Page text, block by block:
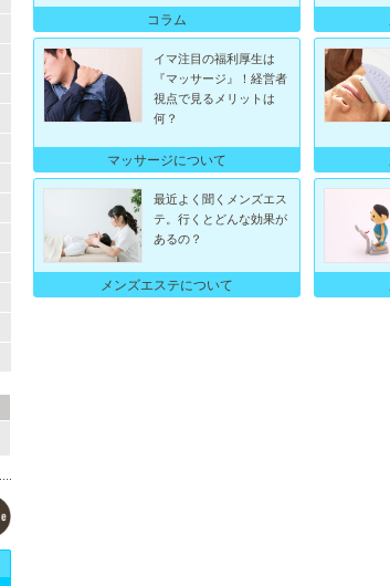
コラム
イマ注目の福利厚生は
『マッサージ』！経営者
視点で見るメリットは
何？
マッサージについて
最近よく聞くメンズエス
テ。行くとどんな効果が
あるの？
メンズエステについて